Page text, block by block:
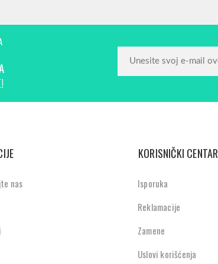
nas
KORISNIČKI CENTAR
Isporuka
Reklamacije
Zamene
Uslovi korišćenja